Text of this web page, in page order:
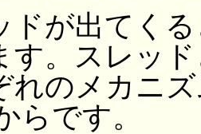
ドが出てく
す。スレッ
れのメカニ
らです。